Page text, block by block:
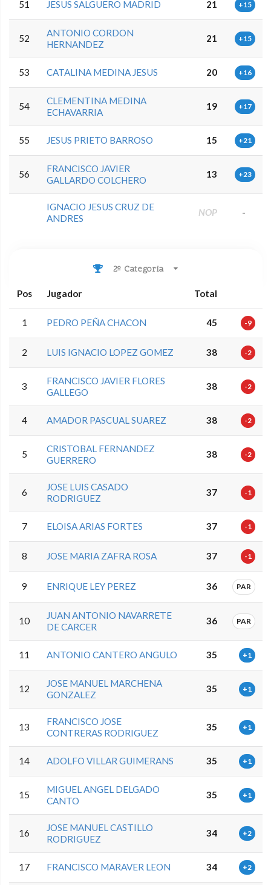
51 JESUS SALGUERO MADRID 21 +15
52
ANTONIO CORDON
HERNANDEZ
21 +15
53 CATALINA MEDINA JESUS 20 +16
54
CLEMENTINA MEDINA
ECHAVARRIA
19 +17
55 JESUS PRIETO BARROSO 15 +21
56
FRANCISCO JAVIER
GALLARDO COLCHERO
13 +23
IGNACIO JESUS CRUZ DE
ANDRES
NOP -
2º Categoria
Pos Jugador Total
1 PEDRO PEÑA CHACON 45 -9
2 LUIS IGNACIO LOPEZ GOMEZ 38 -2
3
FRANCISCO JAVIER FLORES
GALLEGO
38 -2
4 AMADOR PASCUAL SUAREZ 38 -2
5
CRISTOBAL FERNANDEZ
GUERRERO
38 -2
6
JOSE LUIS CASADO
RODRIGUEZ
37 -1
7 ELOISA ARIAS FORTES 37 -1
8 JOSE MARIA ZAFRA ROSA 37 -1
9 ENRIQUE LEY PEREZ 36 PAR
10
JUAN ANTONIO NAVARRETE
DE CARCER
36 PAR
11 ANTONIO CANTERO ANGULO 35 +1
12
JOSE MANUEL MARCHENA
GONZALEZ
35 +1
13
FRANCISCO JOSE
CONTRERAS RODRIGUEZ
35 +1
14 ADOLFO VILLAR GUIMERANS 35 +1
15
MIGUEL ANGEL DELGADO
CANTO
35 +1
16
JOSE MANUEL CASTILLO
RODRIGUEZ
34 +2
17 FRANCISCO MARAVER LEON 34 +2